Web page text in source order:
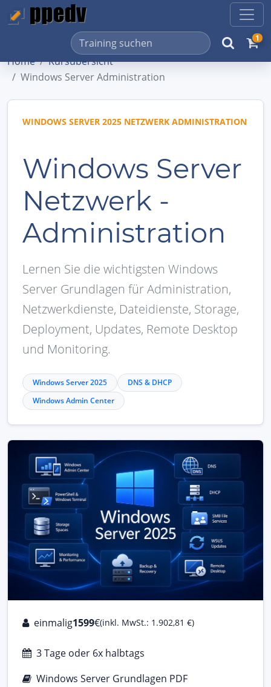
1
Home
Kursübersicht
Windows Server Administration
WINDOWS SERVER 2025 NETZWERK ADMINISTRATION
Windows Server
Netzwerk -
Administration
Lernen Sie die wichtigsten Windows
Server Grundlagen für Administration,
Netzwerkdienste, Dateidienste, Storage,
Deployment, Updates, Remote Desktop
und Monitoring.
Windows Server 2025
DNS & DHCP
Windows Admin Center
einmalig1599€(inkl. MwSt.: 1.902,81 €)
3 Tage oder 6x halbtags
Windows Server Grundlagen PDF